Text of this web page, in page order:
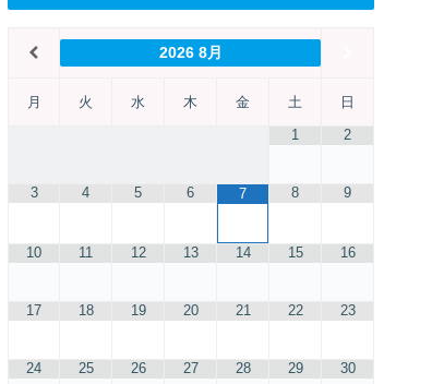
2026 8月
月 火 水 木 金 土
日
1
2
3 4 5 6 7 8 9
10 11 12 13 14 15 16
17 18 19 20 21 22 23
24 25 26 27 28 29 30